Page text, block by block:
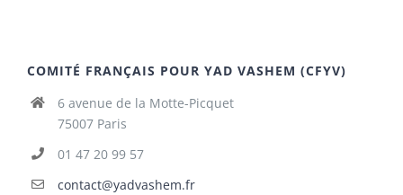
COMITÉ FRANÇAIS POUR YAD VASHEM (CFYV)
6 avenue de la Motte-Picquet
75007 Paris
01 47 20 99 57
contact@yadvashem.fr